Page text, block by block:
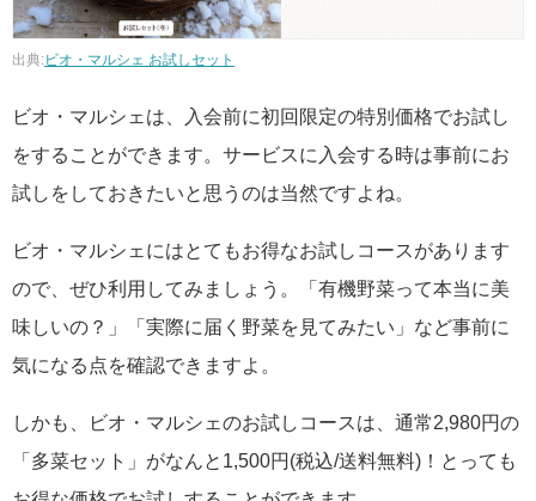
出典:ビオ・マルシェ お試しセット
ビオ・マルシェは、入会前に初回限定の特別価格でお試し
をすることができます。サービスに入会する時は事前にお
試しをしておきたいと思うのは当然ですよね。
ビオ・マルシェにはとてもお得なお試しコースがあります
ので、ぜひ利用してみましょう。「有機野菜って本当に美
味しいの？」「実際に届く野菜を見てみたい」など事前に
気になる点を確認できますよ。
しかも、ビオ・マルシェのお試しコースは、通常2,980円の
「多菜セット」がなんと1,500円(税込/送料無料)！とっても